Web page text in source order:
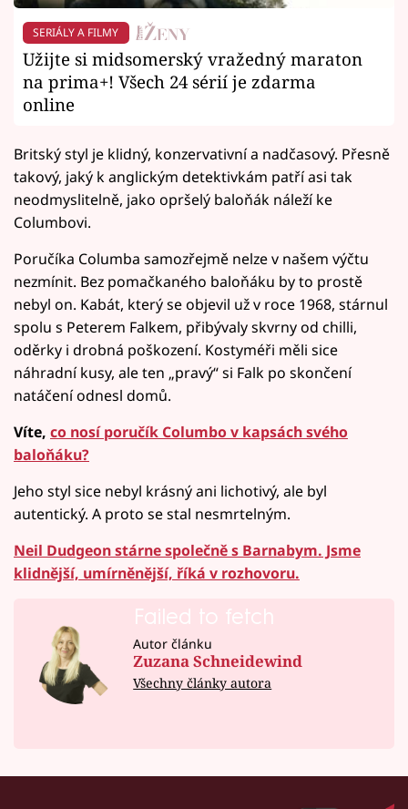
SERIÁLY A FILMY
Užijte si midsomerský vražedný maraton
na prima+! Všech 24 sérií je zdarma
online
Britský styl je klidný, konzervativní a nadčasový. Přesně
takový, jaký k anglickým detektivkám patří asi tak
neodmyslitelně, jako opršelý baloňák náleží ke
Columbovi.
Poručíka Columba samozřejmě nelze v našem výčtu
nezmínit. Bez pomačkaného baloňáku by to prostě
nebyl on. Kabát, který se objevil už v roce 1968, stárnul
spolu s Peterem Falkem, přibývaly skvrny od chilli,
oděrky i drobná poškození. Kostyméři měli sice
náhradní kusy, ale ten „pravý“ si Falk po skončení
natáčení odnesl domů.
Víte, co nosí poručík Columbo v kapsách svého
baloňáku?
Jeho styl sice nebyl krásný ani lichotivý, ale byl
autentický. A proto se stal nesmrtelným.
Neil Dudgeon stárne společně s Barnabym. Jsme
klidnější, umírněnější, říká v rozhovoru.
Failed to fetch
Autor článku
Zuzana Schneidewind
Všechny články autora